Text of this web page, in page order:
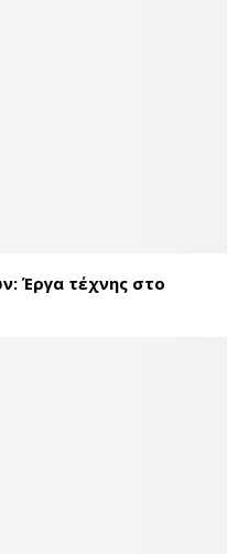
Έργα τέχνης στο